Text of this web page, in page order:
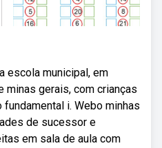
escola municipal, em
minas gerais, com crianças
fundamental i. Webo minhas
de sucessor e
em sala de aula com